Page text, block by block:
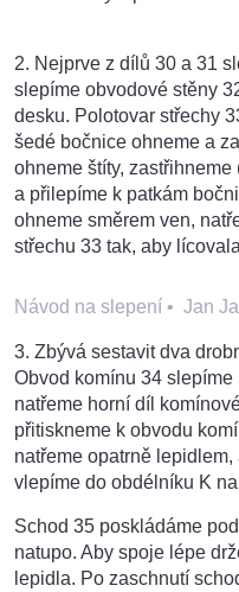
2. Nejprve z dílů 30 a 31
slepíme obvodové stěny
desku. Polotovar střechy
šedé bočnice ohneme a
ohneme štíty,
a přilepíme k patkám
ohneme směrem ven,
střechu 33 tak, aby
Návod na slepení • Jan
3. Zbývá sestavit dva
Obvod komínu 34
natřeme horní díl
přitiskneme k obvodu
natřeme opatrně
vlepíme do obdélníku K
Schod 35 poskládáme
natupo. Aby spoje lépe
lepidla. Po zaschnutí